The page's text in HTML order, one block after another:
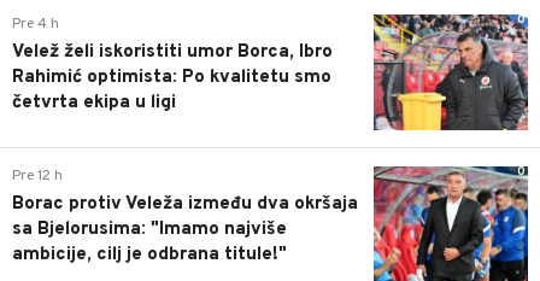
0
Pre 4 h
Velež želi iskoristiti umor Borca, Ibro
Rahimić optimista: Po kvalitetu smo
četvrta ekipa u ligi
0
Pre 12 h
Borac protiv Veleža između dva okršaja
sa Bjelorusima: "Imamo najviše
ambicije, cilj je odbrana titule!"